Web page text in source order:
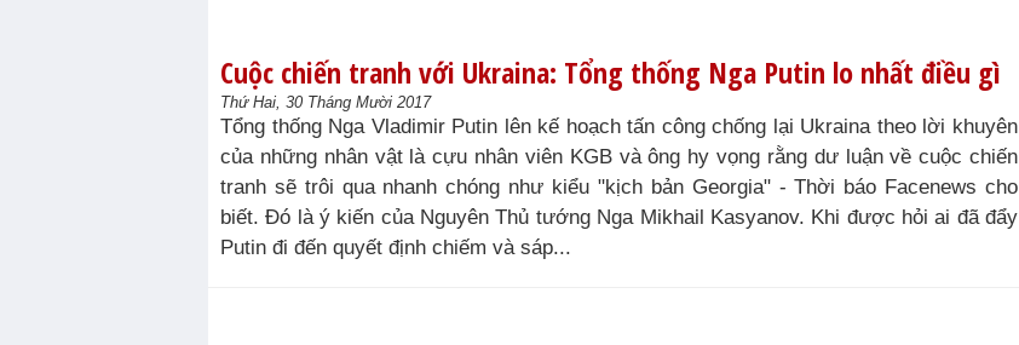
Cuộc chiến tranh với Ukraina: Tổng thống Nga Putin lo nhất điều gì
Thứ Hai, 30 Tháng Mười 2017
Tổng thống Nga Vladimir Putin lên kế hoạch tấn công chống lại Ukraina theo lời khuyên
của những nhân vật là cựu nhân viên KGB và ông hy vọng rằng dư luận về cuộc chiến
tranh sẽ trôi qua nhanh chóng như kiểu "kịch bản Georgia" - Thời báo Facenews cho
biết. Đó là ý kiến của Nguyên Thủ tướng Nga Mikhail Kasyanov. Khi được hỏi ai đã đẩy
Putin đi đến quyết định chiếm và sáp...